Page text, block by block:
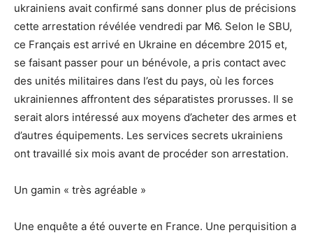
ukrainiens avait confirmé sans donner plus de précisions
cette arrestation révélée vendredi par M6. Selon le SBU,
ce Français est arrivé en Ukraine en décembre 2015 et,
se faisant passer pour un bénévole, a pris contact avec
des unités militaires dans l’est du pays, où les forces
ukrainiennes affrontent des séparatistes prorusses. Il se
serait alors intéressé aux moyens d’acheter des armes et
d’autres équipements. Les services secrets ukrainiens
ont travaillé six mois avant de procéder son arrestation.
Un gamin « très agréable »
Une enquête a été ouverte en France. Une perquisition a